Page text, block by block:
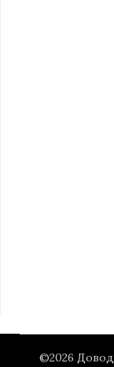
©2026 Довод